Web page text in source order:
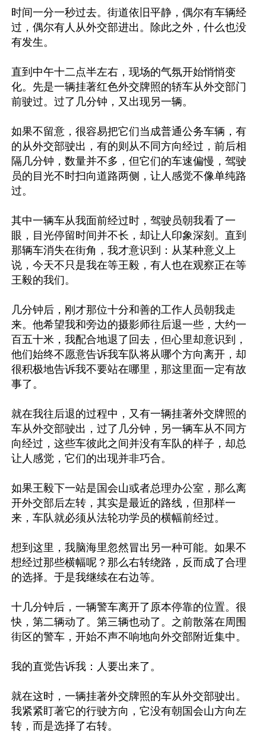
时间一分一秒过去。街道依旧平静，偶尔有车辆经
过，偶尔有人从外交部进出。除此之外，什么也没
有发生。
直到中午十二点半左右，现场的气氛开始悄悄变
化。先是一辆挂著红色外交牌照的轿车从外交部门
前驶过。过了几分钟，又出现另一辆。
如果不留意，很容易把它们当成普通公务车辆，有
的从外交部驶出，有的则从不同方向经过，前后相
隔几分钟，数量并不多，但它们的车速偏慢，驾驶
员的目光不时扫向道路两侧，让人感觉不像单纯路
过。
其中一辆车从我面前经过时，驾驶员朝我看了一
眼，目光停留时间并不长，却让人印象深刻。直到
那辆车消失在街角，我才意识到：从某种意义上
说，今天不只是我在等王毅，有人也在观察正在等
王毅的我们。
几分钟后，刚才那位十分和善的工作人员朝我走
来。他希望我和旁边的摄影师往后退一些，大约一
百五十米，我配合地退了回去，但心里却意识到，
他们始终不愿意告诉我车队将从哪个方向离开，却
很积极地告诉我不要站在哪里，那这里面一定有故
事了。
就在我往后退的过程中，又有一辆挂著外交牌照的
车从外交部驶出，过了几分钟，另一辆车从不同方
向经过，这些车彼此之间并没有车队的样子，却总
让人感觉，它们的出现并非巧合。
如果王毅下一站是国会山或者总理办公室，那么离
开外交部后左转，其实是最近的路线，但那样一
来，车队就必须从法轮功学员的横幅前经过。
想到这里，我脑海里忽然冒出另一种可能。如果不
想经过那些横幅呢？那么右转绕路，反而成了合理
的选择。于是我继续在右边等。
十几分钟后，一辆警车离开了原本停靠的位置。很
快，第二辆动了。第三辆也动了。之前散落在周围
街区的警车，开始不声不响地向外交部附近集中。
我的直觉告诉我：人要出来了。
就在这时，一辆挂著外交牌照的车从外交部驶出。
我紧紧盯著它的行驶方向，它没有朝国会山方向左
转，而是选择了右转。